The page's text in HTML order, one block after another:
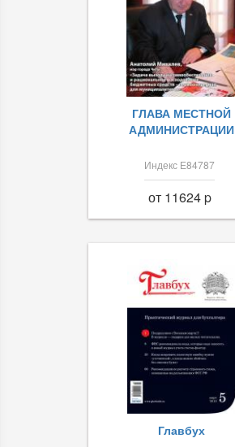
ГЛАВА МЕСТНОЙ
АДМИНИСТРАЦИИ
Индекс Е84787
от 11624 p
Главбух